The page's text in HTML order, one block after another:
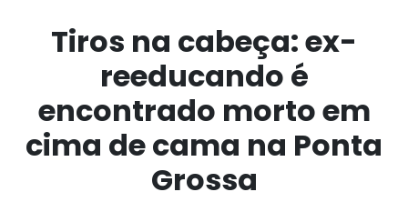
Tiros na cabeça: ex-
reeducando é
encontrado morto em
cima de cama na Ponta
Grossa